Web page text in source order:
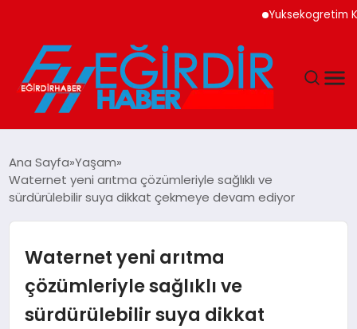
Yuksekogretim
EĞITIM
MAGAZIN
Ana Sayfa Yaşam
Waternet yeni arıtma çözümleriyle sağlıklı ve
sürdürülebilir suya dikkat çekmeye devam ediyor
Waternet yeni arıtma
çözümleriyle sağlıklı ve
sürdürülebilir suya dikkat